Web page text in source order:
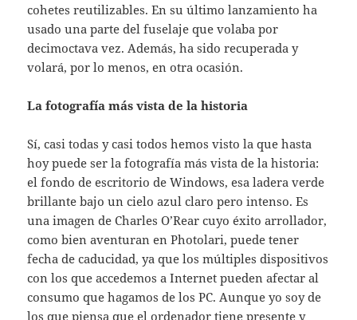
cohetes reutilizables. En su último lanzamiento ha
usado una parte del fuselaje que volaba por
decimoctava vez. Además, ha sido recuperada y
volará, por lo menos, en otra ocasión.
La fotografía más vista de la historia
Sí, casi todas y casi todos hemos visto la que hasta
hoy puede ser la fotografía más vista de la historia:
el fondo de escritorio de Windows, esa ladera verde
brillante bajo un cielo azul claro pero intenso. Es
una imagen de Charles O’Rear cuyo éxito arrollador,
como bien aventuran en Photolari, puede tener
fecha de caducidad, ya que los múltiples dispositivos
con los que accedemos a Internet pueden afectar al
consumo que hagamos de los PC. Aunque yo soy de
los que piensa que el ordenador tiene presente y